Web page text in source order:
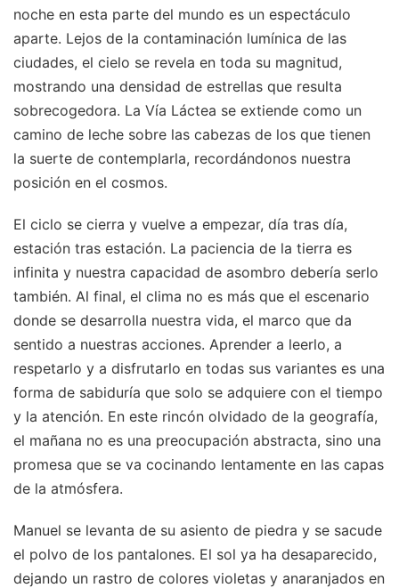
noche en esta parte del mundo es un espectáculo
aparte. Lejos de la contaminación lumínica de las
ciudades, el cielo se revela en toda su magnitud,
mostrando una densidad de estrellas que resulta
sobrecogedora. La Vía Láctea se extiende como un
camino de leche sobre las cabezas de los que tienen
la suerte de contemplarla, recordándonos nuestra
posición en el cosmos.
El ciclo se cierra y vuelve a empezar, día tras día,
estación tras estación. La paciencia de la tierra es
infinita y nuestra capacidad de asombro debería serlo
también. Al final, el clima no es más que el escenario
donde se desarrolla nuestra vida, el marco que da
sentido a nuestras acciones. Aprender a leerlo, a
respetarlo y a disfrutarlo en todas sus variantes es una
forma de sabiduría que solo se adquiere con el tiempo
y la atención. En este rincón olvidado de la geografía,
el mañana no es una preocupación abstracta, sino una
promesa que se va cocinando lentamente en las capas
de la atmósfera.
Manuel se levanta de su asiento de piedra y se sacude
el polvo de los pantalones. El sol ya ha desaparecido,
dejando un rastro de colores violetas y anaranjados en